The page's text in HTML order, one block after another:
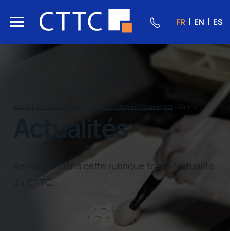
FR EN ES
Accueil Centre de transfert de Technologies Céramiques» Salons
Actualités
Retrouvez dans cette rubrique toute l'actualité
du CTTC.